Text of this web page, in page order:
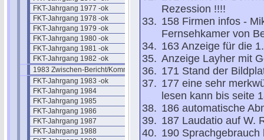
FKT-Jahrgang 1977 -ok
FKT-Jahrgang 1978 -ok
FKT-Jahrgang 1979 -ok
FKT-Jahrgang 1980 -ok
FKT-Jahrgang 1981 -ok
FKT-Jahrgang 1982 -ok
1983 Zwischen-Bericht/Kommentar
FKT-Jahrgang 1983 -ok
FKT-Jahrgang 1984
FKT-Jahrgang 1985
FKT-Jahrgang 1986
FKT-Jahrgang 1987
FKT-Jahrgang 1988
Rezession !!!!
158 Firmen infos -
Fernsehkamer von
163 Anzeige für die
Anzeige Layher mit
171 Stand der
177 eine sehr
lesen kann bis seite
186 automatische
187 Laudatio auf W.
190